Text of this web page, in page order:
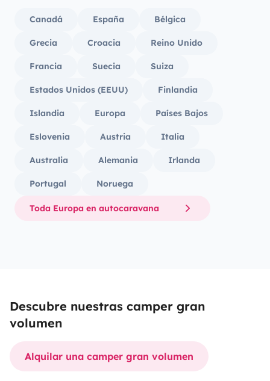
Canadá España Bélgica
Grecia Croacia Reino Unido
Francia Suecia Suiza
Estados Unidos (EEUU) Finlandia
Islandia Europa Países Bajos
Eslovenia Austria Italia
Australia Alemania Irlanda
Portugal Noruega
Toda Europa en autocaravana
Descubre nuestras camper gran
volumen
Alquilar una camper gran volumen